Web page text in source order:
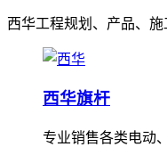
西华工程规划、产品、
西华旗杆
专业销售各类电动